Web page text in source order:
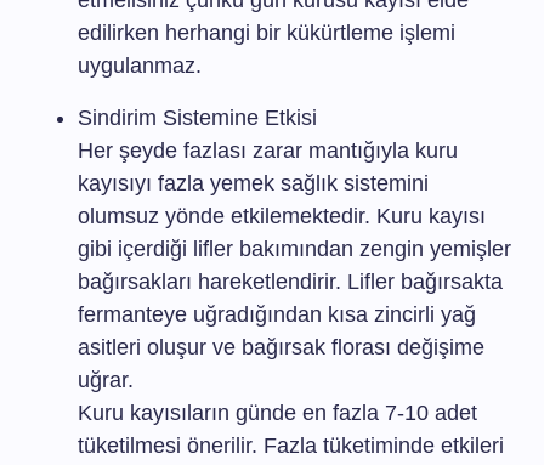
edilirken herhangi bir kükürtleme işlemi
uygulanmaz.
Sindirim Sistemine Etkisi
Her şeyde fazlası zarar mantığıyla kuru
kayısıyı fazla yemek sağlık sistemini
olumsuz yönde etkilemektedir. Kuru kayısı
gibi içerdiği lifler bakımından zengin yemişler
bağırsakları hareketlendirir. Lifler bağırsakta
fermanteye uğradığından kısa zincirli yağ
asitleri oluşur ve bağırsak florası değişime
uğrar.
Kuru kayısıların günde en fazla 7-10 adet
tüketilmesi önerilir. Fazla tüketiminde etkileri